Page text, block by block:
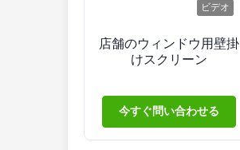
ビデオ
店舗のウィンドウ用壁掛
けスクリーン
今すぐ問い合わせる